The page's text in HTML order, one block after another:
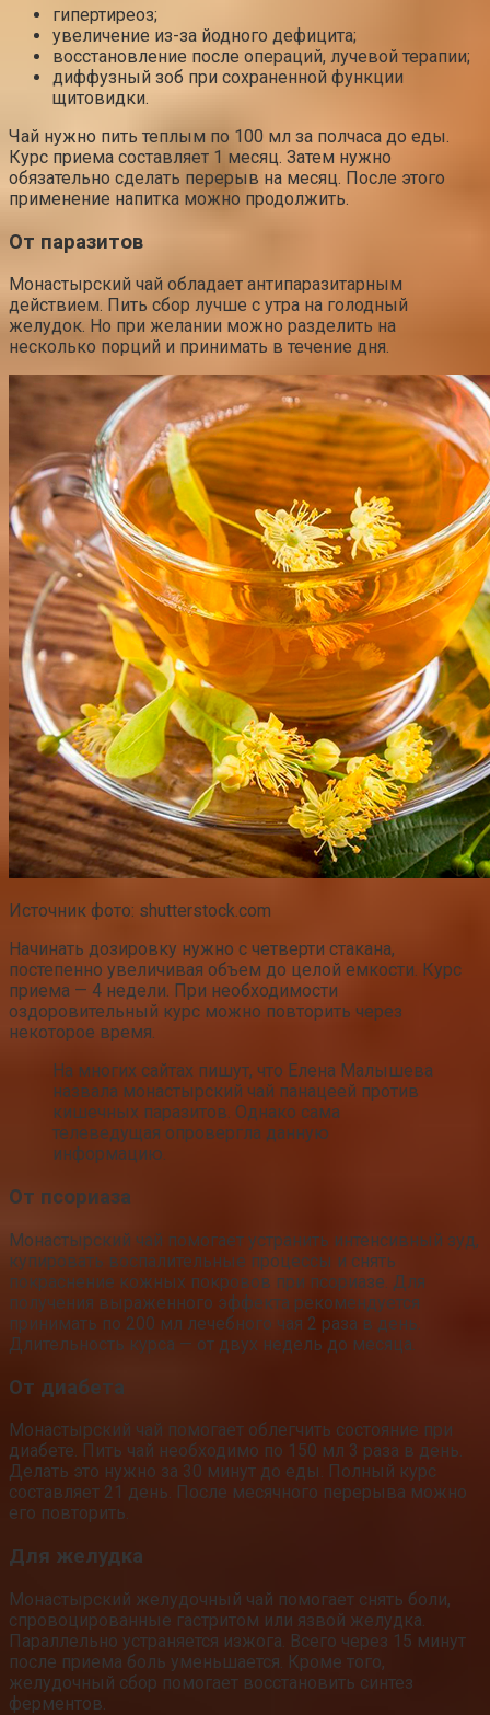
гипертиреоз;
увеличение из-за йодного дефицита;
восстановление после операций, лучевой терапии;
диффузный зоб при сохраненной функции
щитовидки.
Чай нужно пить теплым по 100 мл за полчаса до еды.
Курс приема составляет 1 месяц. Затем нужно
обязательно сделать перерыв на месяц. После этого
применение напитка можно продолжить.
От паразитов
Монастырский чай обладает антипаразитарным
действием. Пить сбор лучше с утра на голодный
желудок. Но при желании можно разделить на
несколько порций и принимать в течение дня.
Источник фото: shutterstock.com
Начинать дозировку нужно с четверти стакана,
постепенно увеличивая объем до целой емкости. Курс
приема — 4 недели. При необходимости
оздоровительный курс можно повторить через
некоторое время.
На многих сайтах пишут, что Елена Малышева
назвала монастырский чай панацеей против
кишечных паразитов. Однако сама
телеведущая опровергла данную
информацию.
От псориаза
Монастырский чай помогает устранить интенсивный зуд,
купировать воспалительные процессы и снять
покраснение кожных покровов при псориазе. Для
получения выраженного эффекта рекомендуется
принимать по 200 мл лечебного чая 2 раза в день.
Длительность курса — от двух недель до месяца.
От диабета
Монастырский чай помогает облегчить состояние при
диабете. Пить чай необходимо по 150 мл 3 раза в день.
Делать это нужно за 30 минут до еды. Полный курс
составляет 21 день. После месячного перерыва можно
его повторить.
Для желудка
Монастырский желудочный чай помогает снять боли,
спровоцированные гастритом или язвой желудка.
Параллельно устраняется изжога. Всего через 15 минут
после приема боль уменьшается. Кроме того,
желудочный сбор помогает восстановить синтез
ферментов.